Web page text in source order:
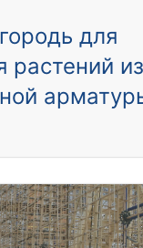
для
растений из